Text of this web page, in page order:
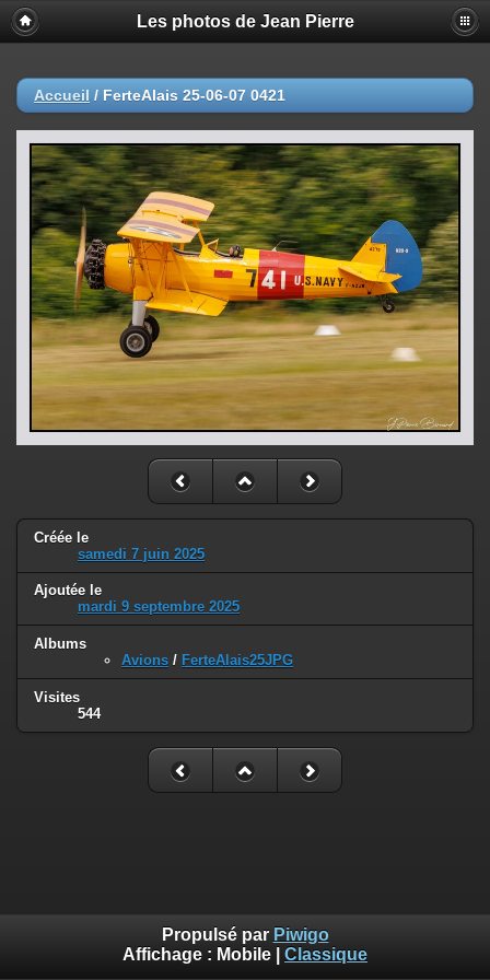
Les photos de Jean Pierre
Accueil / FerteAlais 25-06-07 0421
Créée le
samedi 7 juin 2025
Ajoutée le
mardi 9 septembre 2025
Albums
Avions / FerteAlais25JPG
Visites
544
Propulsé par Piwigo
Affichage : Mobile Classique